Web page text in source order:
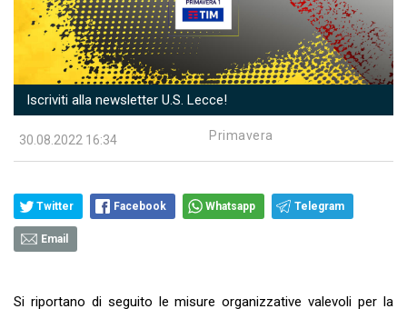
Iscriviti alla newsletter U.S. Lecce!
30.08.2022 16:34 Primavera
Twitter Facebook Whatsapp Telegram
Email
Si riportano di seguito le misure organizzative valevoli per la